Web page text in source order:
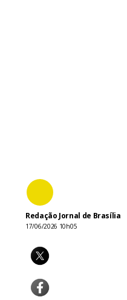
Redação Jornal de Brasília
17/06/2026 10h05